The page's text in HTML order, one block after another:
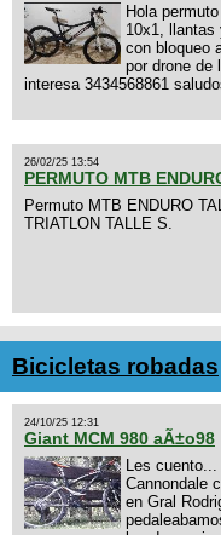
Hola
10x1, llantas
con bloqueo
por drone de
interesa 3434568861
26/02/25 13:54
PERMUTO MTB
Permuto MTB ENDURO
TRIATLON TALLE S.
Bicicletas robadas
24/10/25 12:31
Giant MCM 980 aÃ±o98
Les
Cannondale
en Gral